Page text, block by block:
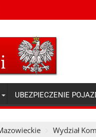
UBEZPIECZENIE
Wydział